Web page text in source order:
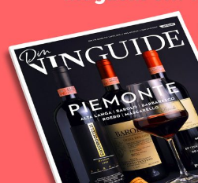
TESTVINDER
i næsen. Flot krydret og
men pakket ind af en flot syre.